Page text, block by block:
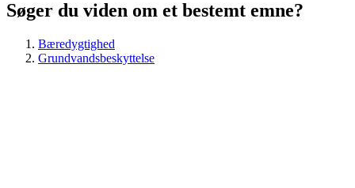
Søger du viden om et bestemt emne?
Bæredygtighed
Grundvandsbeskyttelse